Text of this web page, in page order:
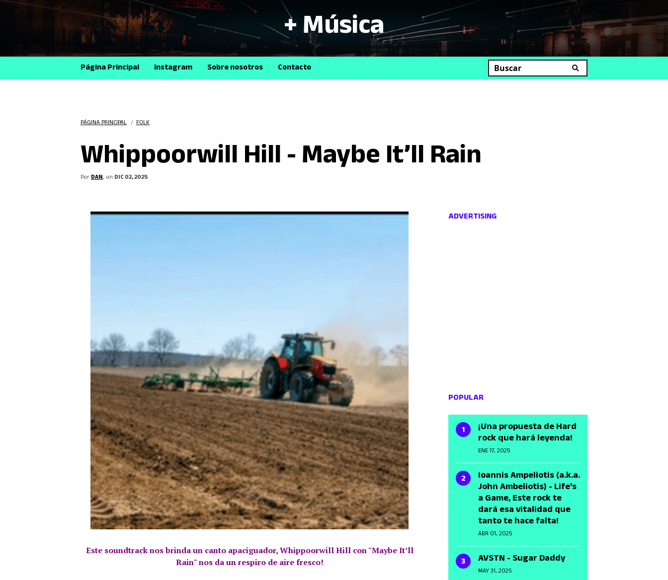
+ Música
Página Principal Instagram Sobre nosotros Contacto
PÁGINA PRINCIPAL / FOLK
Whippoorwill Hill - Maybe It’ll Rain
PorDAN, on DIC 02, 2025
Este soundtrack nos brinda un canto apaciguador, Whippoorwill Hill con "Maybe It’ll
Rain" nos da un respiro de aire fresco!
ADVERTISING
POPULAR
¡Una propuesta de Hard
rock que hará leyenda!
ENE 17, 2025
Ioannis Ampeliotis (a.k.a.
John Ambeliotis) - Life's
a Game, Este rock te
dará esa vitalidad que
tanto te hace falta!
ABR 01, 2025
AVSTN - Sugar Daddy
MAY 31, 2025